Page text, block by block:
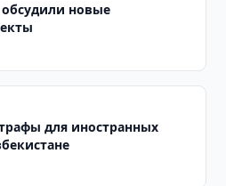
новые
для иностранных